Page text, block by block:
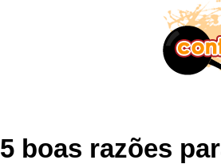
5 boas razões